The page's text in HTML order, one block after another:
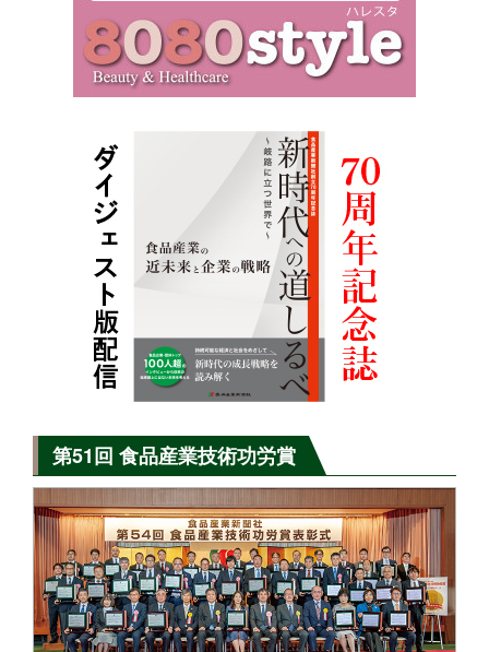
第51回 食品産業技術功労賞